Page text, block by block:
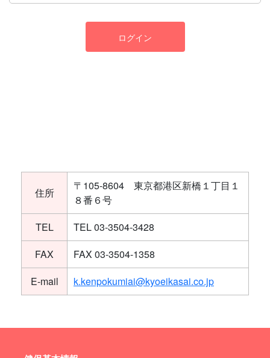
ログイン
住所
〒105-8604 東京都港区新橋１丁目１
８番６号
TEL
TEL 03-3504-3428
FAX
FAX 03-3504-1358
E-mail
k.kenpokumiai@kyoeikasai.co.jp